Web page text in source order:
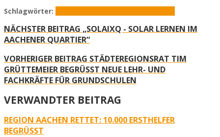
Schlagwörter:
NÄCHSTER BEITRAG „SOLAIXQ - SOLAR LERNEN IM
AACHENER QUARTIER“
VORHERIGER BEITRAG STÄDTEREGIONSRAT TIM
GRÜTTEMEIER BEGRÜSST NEUE LEHR- UND F
ACHKRÄFTE FÜR GRUNDSCHULEN
VERWANDTER BEITRAG
REGION AACHEN RETTET: 10.000 ERSTHELFER
BEGRÜSST